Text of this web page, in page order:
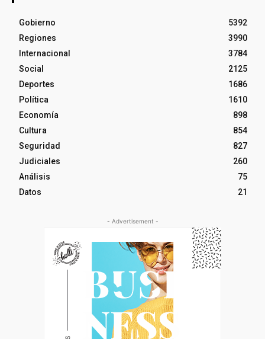
Gobierno
5392
Regiones
3990
Internacional
3784
Social
2125
Deportes
1686
Política
1610
Economía
898
Cultura
854
Seguridad
827
Judiciales
260
Análisis
75
Datos
21
- Advertisement -